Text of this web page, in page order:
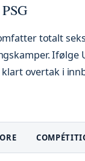
totalt
Ifølge
overtak i